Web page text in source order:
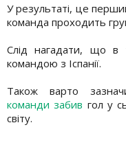
У результаті, це
команда проходить
Слід нагадати, що в
командою з Іспанії.
Також варто
команди забив гол у
світу.